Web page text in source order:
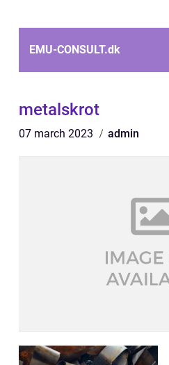
EMU-CONSULT.dk
metalskrot
07 march 2023 admin